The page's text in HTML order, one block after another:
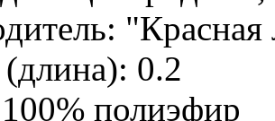
"Красная
(длина): 0.2
полиэфир